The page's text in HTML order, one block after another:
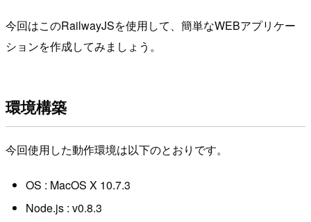
今回はこのRailwayJSを使用して、簡単なWEBアプリケー
ションを作成してみましょう。
環境構築
今回使用した動作環境は以下のとおりです。
OS : MacOS X 10.7.3
Node.js : v0.8.3